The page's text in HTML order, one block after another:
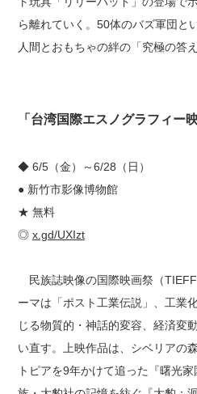
ら離れていく。50体のバズ軍団と
人間とおもちゃの絆の「究極の答
「 台湾国際エスノグラフィー
◆ 6/5（金）～6/28（日）
● 新竹市影像博物館
★ 無料
◎ x.gd/UXIzt
民族誌映像の国際映画祭（TIEFF
ーマは「ポスト工業伝説」
工業
じる物質的・神話的変容、経済変
い直す。上映作品は、シベリアの
トピアを9年かけて追った『曙光